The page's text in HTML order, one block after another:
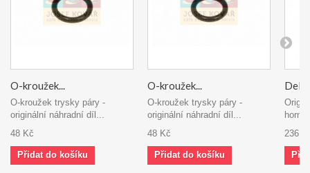
O-kroužek...
O-kroužek trysky páry -
originální náhradní díl...
48 Kč
Přidat do košíku
O-kroužek...
O-kroužek trysky páry -
originální náhradní díl...
48 Kč
Přidat do košíku
236